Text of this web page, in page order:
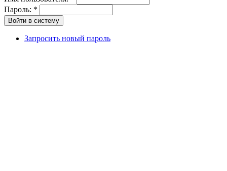
Пароль: *
Запросить новый пароль